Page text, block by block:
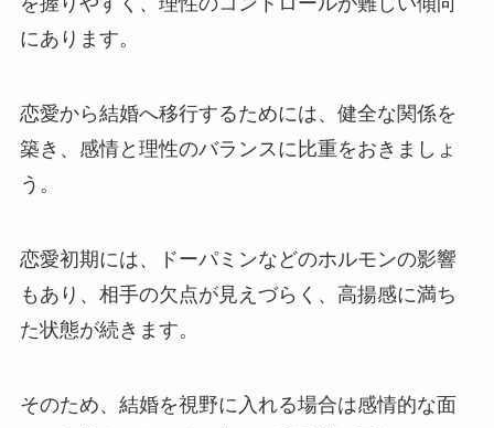
にあります。
恋愛から結婚へ移行するためには、健全な関係を
築き、感情と理性のバランスに比重をおきましょ
う。
恋愛初期には、ドーパミンなどのホルモンの影響
もあり、相手の欠点が見えづらく、高揚感に満ち
た状態が続きます。
そのため、結婚を視野に入れる場合は感情的な面